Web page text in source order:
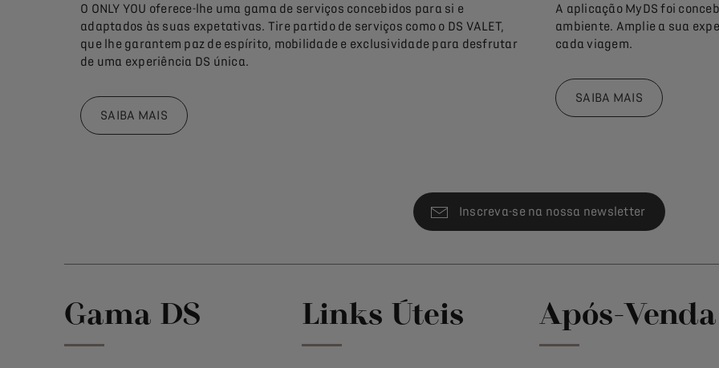
O ONLY YOU oferece-lhe uma gama de serviços concebidos para si e
adaptados às suas expetativas. Tire partido de serviços como o DS VALET,
que lhe garantem paz de espírito, mobilidade e exclusividade para desfrutar
de uma experiência DS única.
SAIBA MAIS
A aplicação MyDS foi
ambiente. Amplie a sua
cada viagem.
SAIBA MAIS
Inscreva-se na nossa newsletter
Gama DS Links Úteis Após-Venda